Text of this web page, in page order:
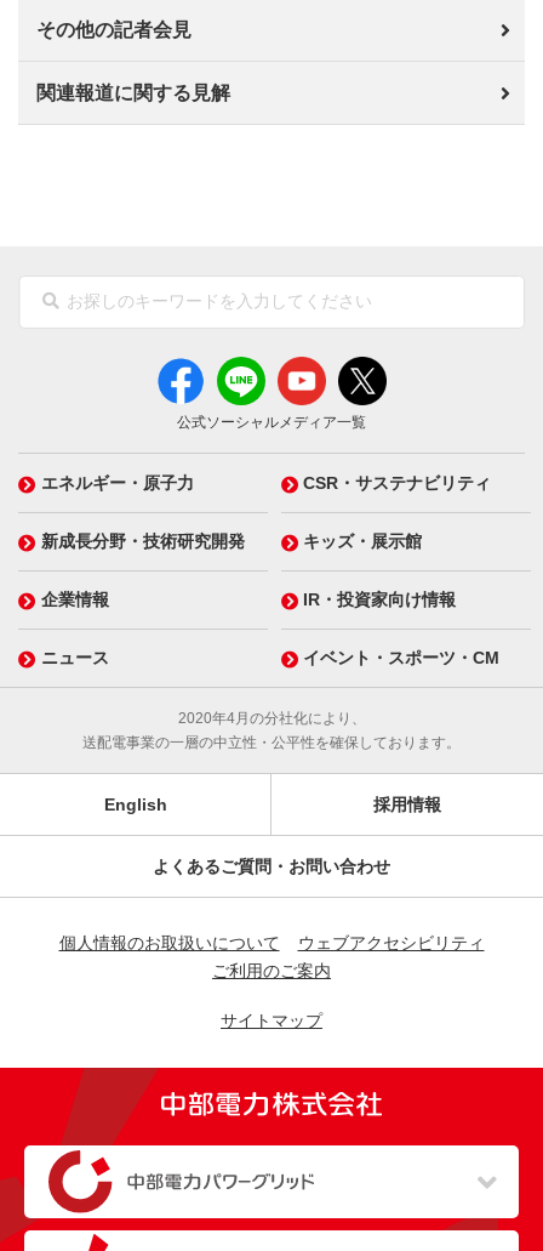
その他の記者会見
関連報道に関する見解
公式ソーシャルメディア一覧
エネルギー・原子力 CSR・サステナビリティ
新成長分野・技術研究開発 キッズ・展示館
企業情報 IR・投資家向け情報
ニュース イベント・スポーツ・CM
2020年4月の分社化により、
送配電事業の一層の中立性・公平性を確保しております。
English 採用情報
よくあるご質問・お問い合わせ
個人情報のお取扱いについて
ウェブアクセシビリティ
ご利用のご案内
サイトマップ
（新しいウィンドウを開きます）